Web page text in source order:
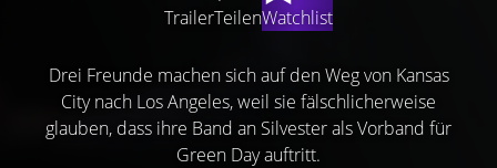
TrailerTeilenWatchlist
Drei Freunde machen sich auf den Weg von Kansas
City nach Los Angeles, weil sie fälschlicherweise
glauben, dass ihre Band an Silvester als Vorband für
Green Day auftritt.